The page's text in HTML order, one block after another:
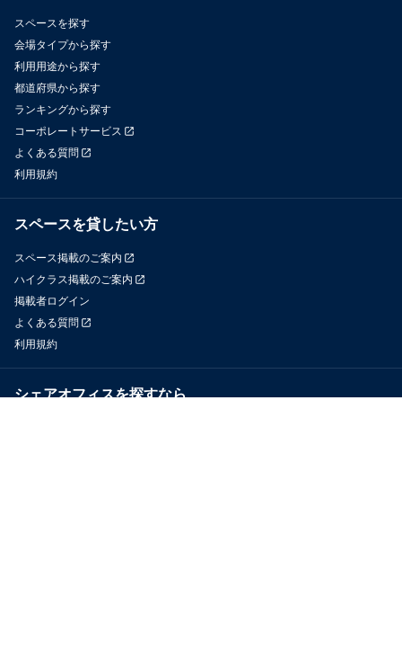
スペースを探す
会場タイプから探す
利用用途から探す
都道府県から探す
ランキングから探す
コーポレートサービス
よくある質問
利用規約
スペースを貸したい方
スペース掲載のご案内
ハイクラス掲載のご案内
掲載者ログイン
よくある質問
利用規約
シェアオフィスを探すなら